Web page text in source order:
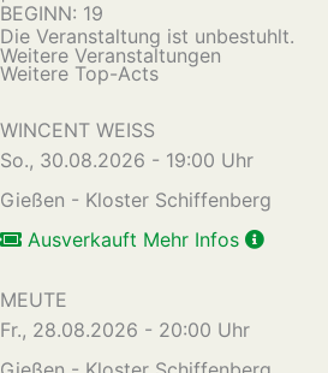
BEGINN: 19
Die Veranstaltung ist unbestuhlt.
Weitere Veranstaltungen
Weitere Top-Acts
WINCENT WEISS
So., 30.08.2026 - 19:00 Uhr
Gießen - Kloster Schiffenberg
Ausverkauft Mehr Infos
MEUTE
Fr., 28.08.2026 - 20:00 Uhr